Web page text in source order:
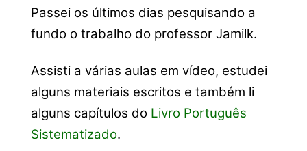
Passei os últimos dias pesquisando a
fundo o trabalho do professor Jamilk.
Assisti a várias aulas em vídeo, estudei
alguns materiais escritos e também li
alguns capítulos do Livro Português
Sistematizado.